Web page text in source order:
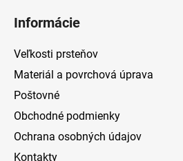
Informácie
Veľkosti prsteňov
Materiál a povrchová úprava
Poštovné
Obchodné podmienky
Ochrana osobných údajov
Kontakty